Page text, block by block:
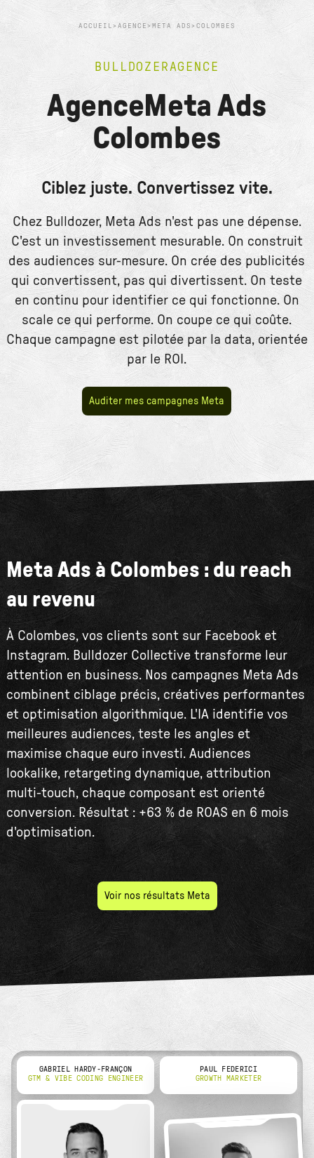
ACCUEIL > AGENCE > META ADS > COLOMBES
BULLDOZERAGENCE
AgenceMeta Ads
Colombes
Ciblez juste. Convertissez vite.
Chez Bulldozer, Meta Ads n'est pas une dépense.
C'est un investissement mesurable. On construit
des audiences sur-mesure. On crée des publicités
qui convertissent, pas qui divertissent. On teste
en continu pour identifier ce qui fonctionne. On
scale ce qui performe. On coupe ce qui coûte.
Chaque campagne est pilotée par la data, orientée
par le ROI.
Auditer mes campagnes Meta
Meta Ads à Colombes : du reach
au revenu
À Colombes, vos clients sont sur Facebook et
Instagram. Bulldozer Collective transforme leur
attention en business. Nos campagnes Meta Ads
combinent ciblage précis, créatives performantes
et optimisation algorithmique. L'IA identifie vos
meilleures audiences, teste les angles et
maximise chaque euro investi. Audiences
lookalike, retargeting dynamique, attribution
multi-touch, chaque composant est orienté
conversion. Résultat : +63 % de ROAS en 6 mois
d'optimisation.
Voir nos résultats Meta
GABRIEL HARDY-FRANÇON
GTM & VIBE CODING ENGINEER
PAUL FEDERICI
GROWTH MARKETER